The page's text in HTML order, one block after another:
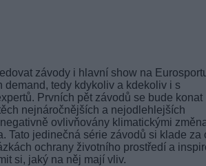
závody i hlavní show na
demand, tedy kdykoliv a kdekoliv i s
Prvních pět závodů se bude konat
nejnáročnějších a nejodlehlejších
ovlivňovány klimatickými
Tato jedinečná série závodů si klade za
ochrany životního prostředí a
si, jaký na něj mají vliv.